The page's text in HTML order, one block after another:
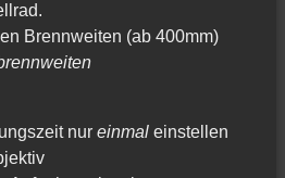
Brennweiten (ab 400mm)
nur einmal einstellen